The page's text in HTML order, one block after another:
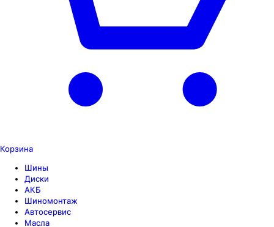
Корзина
Шины
Диски
АКБ
Шиномонтаж
Автосервис
Масла